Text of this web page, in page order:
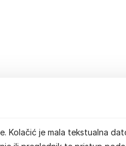
Kolačić je mala tekstualna